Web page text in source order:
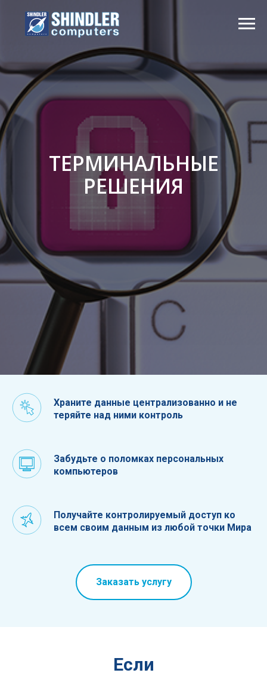
ТЕРМИНАЛЬНЫЕ
РЕШЕНИЯ
Храните данные централизованно и не
теряйте над ними контроль
Забудьте о поломках персональных
компьютеров
Получайте контролируемый доступ ко
всем своим данным из любой точки Мира
Заказать услугу
Если